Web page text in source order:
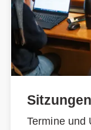
Sitzungen
Termine und